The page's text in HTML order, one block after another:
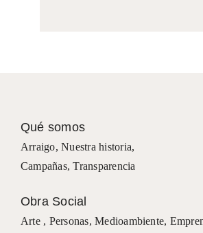
Qué somos
Arraigo,Nuestra historia,
Campañas, Transparencia
Obra Social
Arte , Personas,Medioambiente,